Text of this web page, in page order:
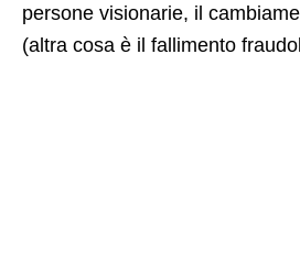
persone visionarie, il
(altra cosa è il fallimento